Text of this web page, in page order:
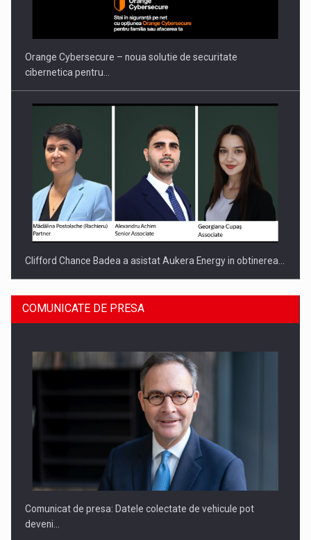
PUTTING ROMANIAN CORPORATE COMPANIES ON THE
INTERNATIONAL BUSINESS SCENE
Orange Cybersecure – noua solutie de securitate
cibernetica pentru…
Clifford Chance Badea a asistat Aukera Energy in obtinerea…
SAPTE PERSONALITATI DIN MEDIUL DE AFACERI, ACADEMIC
COMUNICATE DE PRESA
Comunicat de presa: Datele colectate de vehicule pot
deveni…